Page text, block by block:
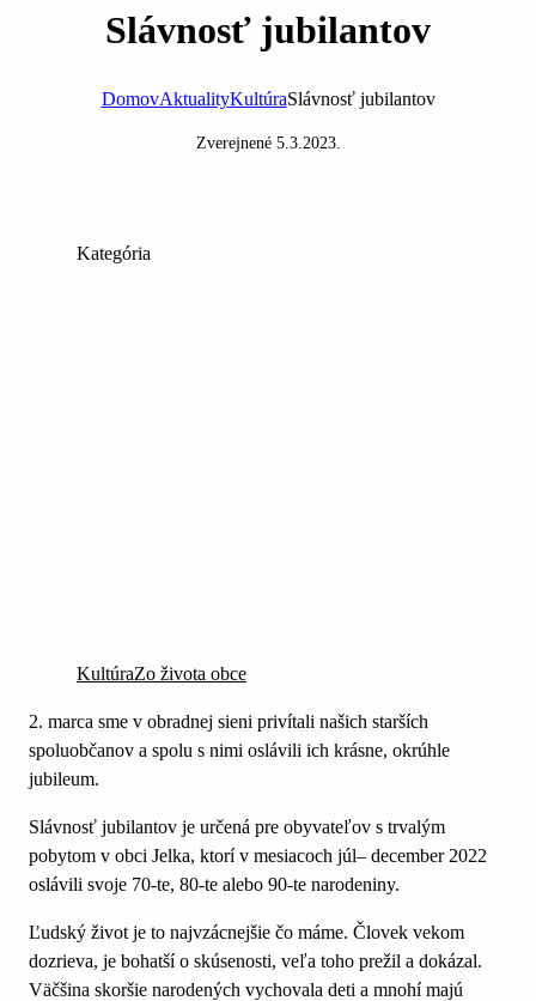
Slávnosť jubilantov
DomovAktualityKultúraSlávnosť jubilantov
Zverejnené 5.3.2023.
Kategória
KultúraZo života obce
2. marca sme v obradnej sieni privítali našich starších
spoluobčanov a spolu s nimi oslávili ich krásne, okrúhle
jubileum.
Slávnosť jubilantov je určená pre obyvateľov s trvalým
pobytom v obci Jelka, ktorí v mesiacoch júl– december 2022
oslávili svoje 70-te, 80-te alebo 90-te narodeniny.
Ľudský život je to najvzácnejšie čo máme. Človek vekom
dozrieva, je bohatší o skúsenosti, veľa toho prežil a dokázal.
Väčšina skoršie narodených vychovala deti a mnohí majú